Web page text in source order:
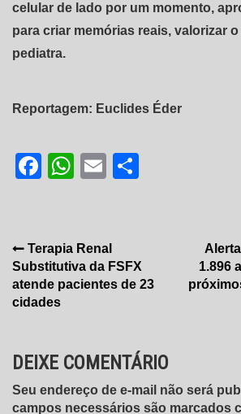
celular de lado por um momento,
para criar memórias reais, valorizar
pediatra.
Reportagem: Euclides Éder
Facebook
WhatsApp
Email
Navegação
de
Post
Terapia Renal
Substitutiva da FSFX
atende pacientes de 23
cidades
1.896
DEIXE COMENTÁRIO
Seu endereço de e-mail não será
campos necessários são marcados